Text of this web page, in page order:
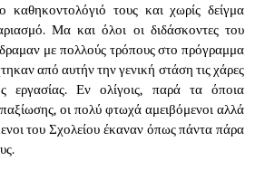
καθηκοντολόγιό τους και χωρίς δείγμα
Μα και όλοι οι διδάσκοντες του
με πολλούς τρόπους στο πρόγραμμα
από αυτήν την γενική στάση τις χάρες
εργασίας. Εν ολίγοις, παρά τα όποια
οι πολύ φτωχά αμειβόμενοι αλλά
του Σχολείου έκαναν όπως πάντα πάρα